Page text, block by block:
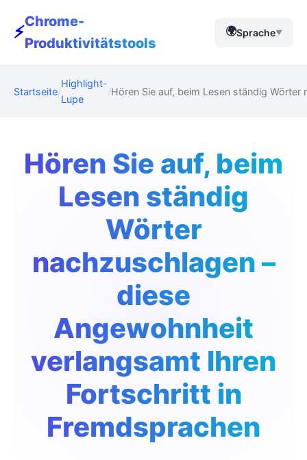
⚡
Chrome-
Produktivitätstools
🌍Sprache▼
Startseite
Highlight-
Lupe
Hören Sie auf, beim Lesen ständig
Hören Sie auf, beim
Lesen ständig
Wörter
nachzuschlagen –
diese
Angewohnheit
verlangsamt Ihren
Fortschritt in
Fremdsprachen